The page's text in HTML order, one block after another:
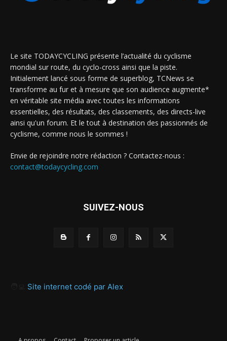
Le site TODAYCYCLING présente l’actualité du cyclisme
mondial sur route, du cyclo-cross ainsi que la piste.
Initialement lancé sous forme de superblog, TCNews se
transforme au fur et à mesure que son audience augmente*
en véritable site média avec toutes les informations
essentielles, des résultats, des classements, des directs-live
ainsi qu'un forum. Et le tout à destination des passionnés de
cyclisme, comme nous le sommes !
Envie de rejoindre notre rédaction ? Contactez-nous :
contact@todaycycling.com
SUIVEZ-NOUS
Site internet codé par Alex